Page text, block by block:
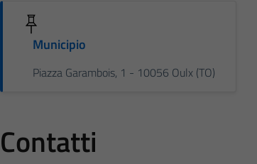
Municipio
Piazza Garambois, 1 - 10056 Oulx (TO)
Contatti